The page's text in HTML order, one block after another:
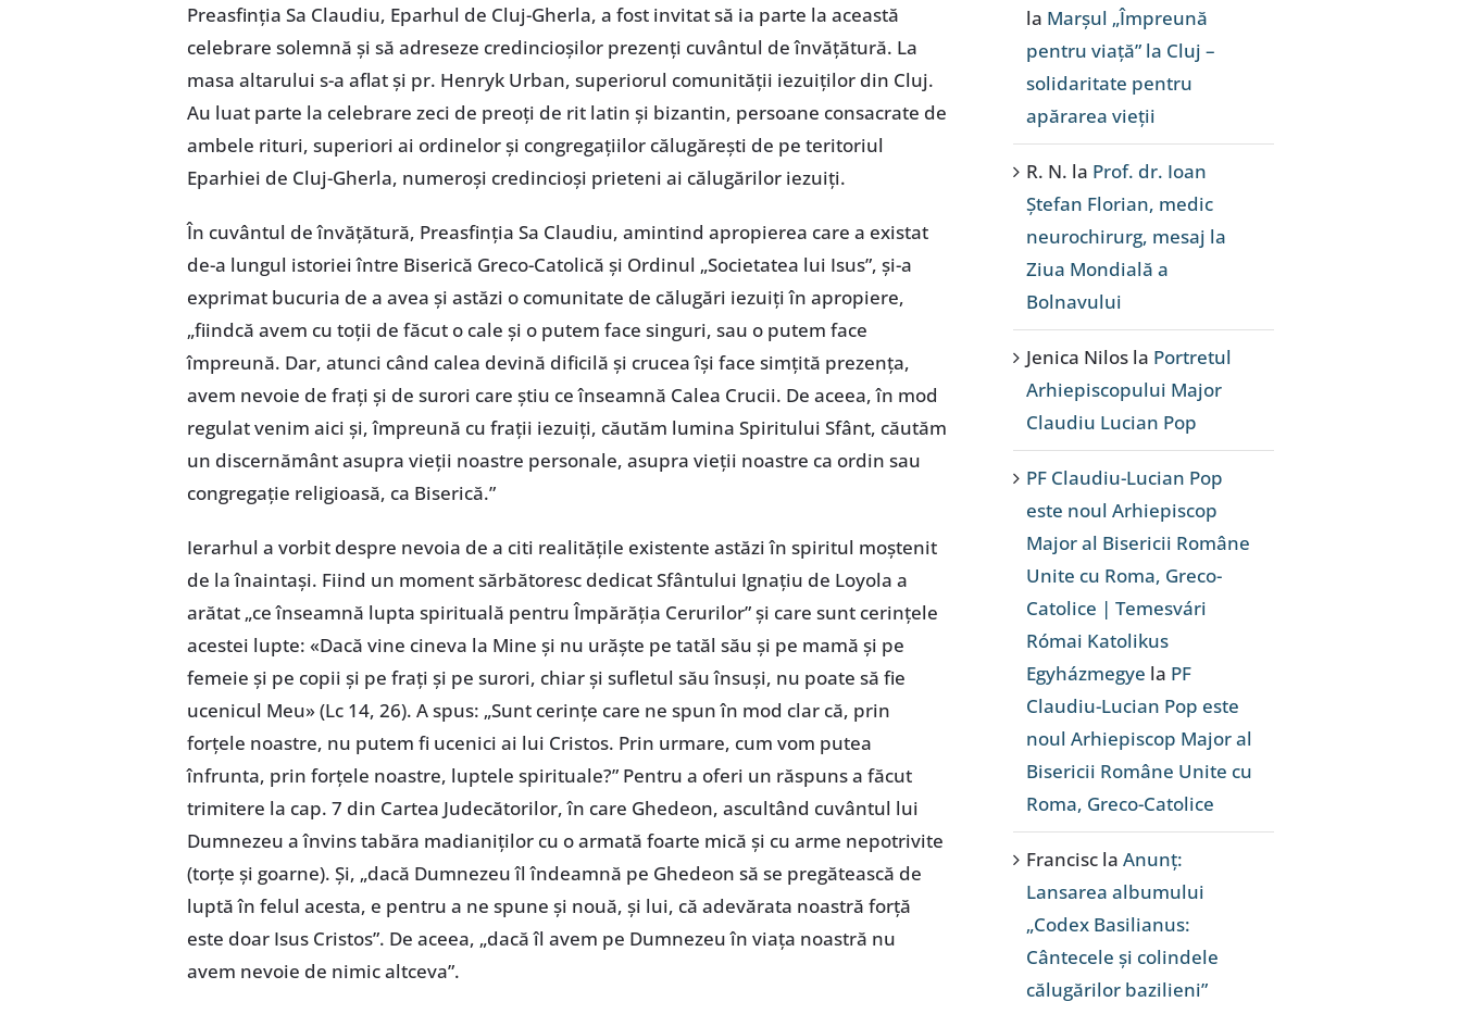
Preasfinția Sa Claudiu, Eparhul de Cluj-Gherla, a fost invitat să ia parte la această
celebrare solemnă și să adreseze credincioșilor prezenți cuvântul de învățătură. La
masa altarului s-a aflat și pr. Henryk Urban, superiorul comunității iezuiților din Cluj.
Au luat parte la celebrare zeci de preoți de rit latin și bizantin, persoane consacrate de
ambele rituri, superiori ai ordinelor și congregațiilor călugărești de pe teritoriul
Eparhiei de Cluj-Gherla, numeroși credincioși prieteni ai călugărilor iezuiți.
În cuvântul de învățătură, Preasfinția Sa Claudiu, amintind apropierea care a existat
de-a lungul istoriei între Biserică Greco-Catolică și Ordinul „Societatea lui Isus”, și-a
exprimat bucuria de a avea și astăzi o comunitate de călugări iezuiți în apropiere,
„fiindcă avem cu toții de făcut o cale și o putem face singuri, sau o putem face
împreună. Dar, atunci când calea devină dificilă și crucea își face simțită prezența,
avem nevoie de frați și de surori care știu ce înseamnă Calea Crucii. De aceea, în mod
regulat venim aici și, împreună cu frații iezuiți, căutăm lumina Spiritului Sfânt, căutăm
un discernământ asupra vieții noastre personale, asupra vieții noastre ca ordin sau
congregație religioasă, ca Biserică.”
Ierarhul a vorbit despre nevoia de a citi realitățile existente astăzi în spiritul moștenit
de la înaintași. Fiind un moment sărbătoresc dedicat Sfântului Ignațiu de Loyola a
arătat „ce înseamnă lupta spirituală pentru Împărăția Cerurilor” și care sunt cerințele
acestei lupte: «Dacă vine cineva la Mine și nu urăște pe tatăl său și pe mamă și pe
femeie și pe copii și pe frați și pe surori, chiar și sufletul său însuși, nu poate să fie
ucenicul Meu» (Lc 14, 26). A spus: „Sunt cerințe care ne spun în mod clar că, prin
forțele noastre, nu putem fi ucenici ai lui Cristos. Prin urmare, cum vom putea
înfrunta, prin forțele noastre, luptele spirituale?” Pentru a oferi un răspuns a făcut
trimitere la cap. 7 din Cartea Judecătorilor, în care Ghedeon, ascultând cuvântul lui
Dumnezeu a învins tabăra madianiților cu o armată foarte mică și cu arme nepotrivite
(torțe și goarne). Și, „dacă Dumnezeu îl îndeamnă pe Ghedeon să se pregătească de
luptă în felul acesta, e pentru a ne spune și nouă, și lui, că adevărata noastră forță
este doar Isus Cristos”. De aceea, „dacă îl avem pe Dumnezeu în viața noastră nu
avem nevoie de nimic altceva”.
la Marșul „Împreună
pentru viață” la Cluj –
solidaritate pentru
apărarea vieții
R. N. la Prof. dr. Ioan
Ștefan Florian, medic
neurochirurg, mesaj la
Ziua Mondială a
Bolnavului
Jenica Nilos la Portretul
Arhiepiscopului Major
Claudiu Lucian Pop
PF Claudiu-Lucian Pop
este noul Arhiepiscop
Major al Bisericii Române
Unite cu Roma, Greco-
Catolice | Temesvári
Római Katolikus
Egyházmegye la PF
Claudiu-Lucian Pop este
noul Arhiepiscop Major al
Bisericii Române Unite cu
Roma, Greco-Catolice
Francisc la Anunț:
Lansarea albumului
„Codex Basilianus:
Cântecele și colindele
călugărilor bazilieni”